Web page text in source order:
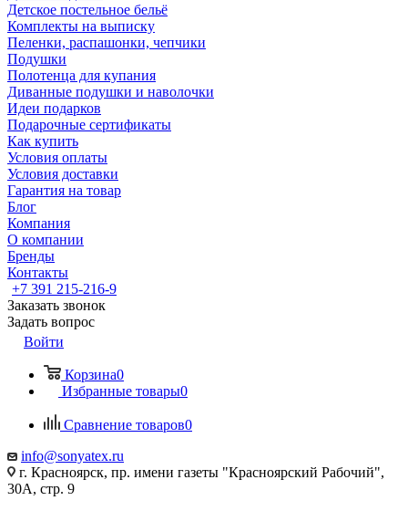
Детское постельное бельё
Комплекты на выписку
Пеленки, распашонки, чепчики
Подушки
Полотенца для купания
Диванные подушки и наволочки
Идеи подарков
Подарочные сертификаты
Как купить
Условия оплаты
Условия доставки
Гарантия на товар
Блог
Компания
О компании
Бренды
Контакты
+7 391 215-216-9
Заказать звонок
Задать вопрос
Войти
Корзина0
Избранные товары0
Сравнение товаров0
info@sonyatex.ru
г. Красноярск, пр. имени газеты "Красноярский Рабочий",
30А, стр. 9